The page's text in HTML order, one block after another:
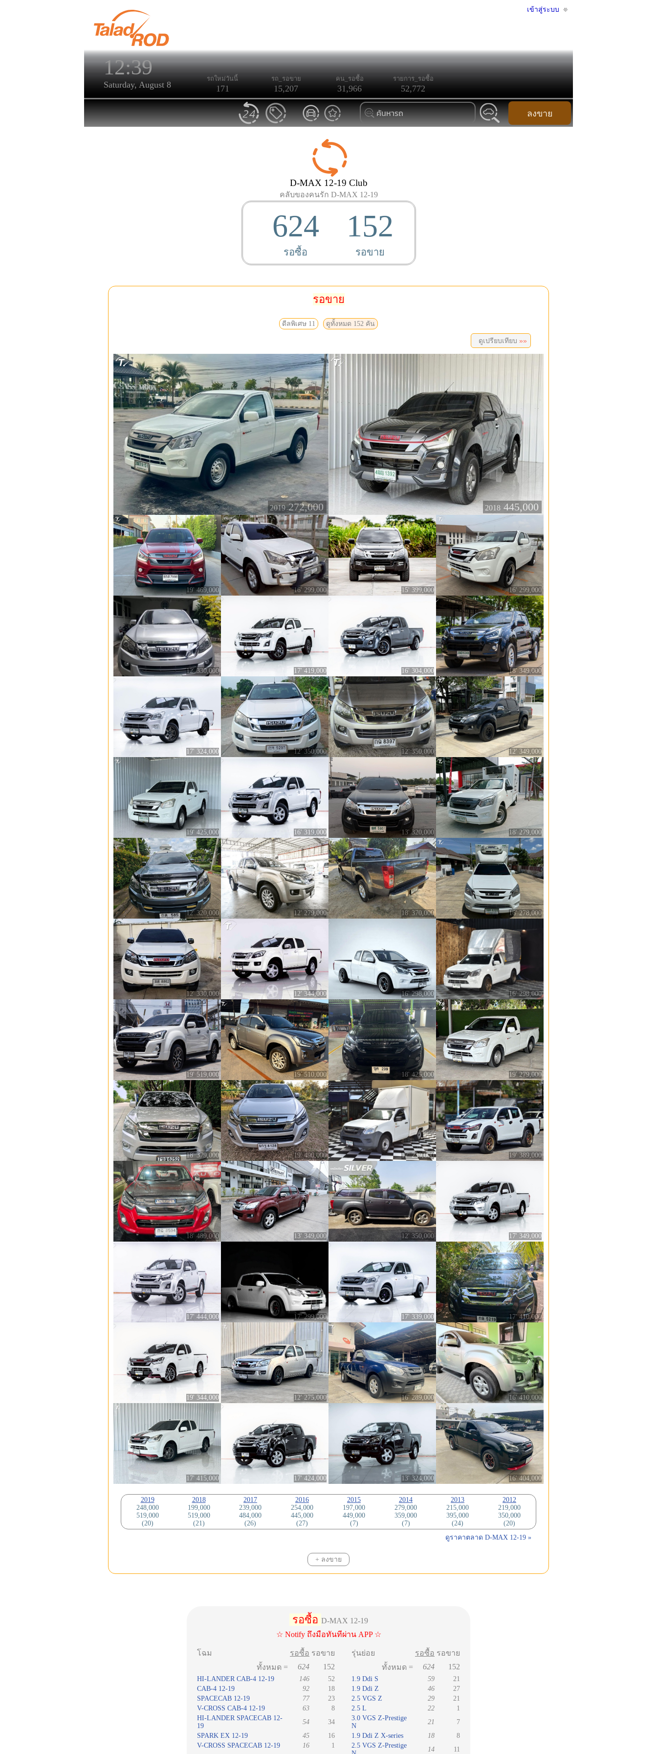
เข้าสู่ระบบ
12:39
Saturday, August 8
รถใหม่วันนี้
171
รถ_รอขาย
15,207
คน_รอซื้อ
31,966
รายการ_รอซื้อ
52,772
ลงขาย
D-MAX 12-19 Club
คลับของคนรัก D-MAX 12-19
624
รอซื้อ
152
รอขาย
รอขาย
ดีลพิเศษ 11 ดูทั้งหมด 152 คัน
ดูเปรียบเทียบ »»
2019272,000 2018 445,000
19' 469,000 16' 299,000 15' 399,000 16' 299,000
12' 330,000 17' 419,000 16' 304,000 18' 349,000
17' 324,000 12' 350,000 12' 350,000 12' 349,000
19' 425,000 16' 319,000 13' 320,000 18' 279,000
12' 320,000 12' 279,000 18' 370,000 16' 278,000
12' 330,000 12' 344,000 16' 298,000 16' 298,000
19' 519,000 19' 510,000 18' 425,000 19' 279,000
18' 379,000 19' 490,000 17' 239,000 19' 389,000
18' 489,000 13' 349,000 12' 350,000 17' 349,000
17' 444,000 17' 299,000 17' 339,000 17' 410,000
19' 344,000 12' 275,000 16' 289,000 16' 410,000
17' 415,000 17' 424,000 13' 324,000 16' 404,000
2019
248,000
519,000
(20)
2018
199,000
519,000
(21)
2017
239,000
484,000
(26)
2016
254,000
445,000
(27)
2015
197,000
449,000
(7)
2014
279,000
359,000
(7)
2013
215,000
395,000
(24)
2012
219,000
350,000
(20)
ดูราคาตลาด D-MAX 12-19 »
+ ลงขาย
รอซื้อ D-MAX 12-19
☆ Notify ถึงมือทันทีผ่าน APP ☆
โฉม รอซื้อ รอขาย
ทั้งหมด =
624 152
HI-LANDER CAB-4 12-19 146
52
CAB-4 12-19
92
18
SPACECAB 12-19
77
23
V-CROSS CAB-4 12-19
63
8
HI-LANDER SPACECAB 12-
19
54
34
SPARK EX 12-19
45
16
V-CROSS SPACECAB 12-19
16 1
รุ่นย่อย รอซื้อ รอขาย
ทั้งหมด =
624 152
1.9 Ddi S 59
21
1.9 Ddi Z
46
27
2.5 VGS Z
29
21
2.5 L
22
1
3.0 VGS Z-Prestige
N
21
7
1.9 Ddi Z X-series
18
8
2.5 VGS Z-Prestige
14 11